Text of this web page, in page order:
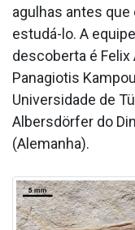
agulhas antes
estudá-lo. A
descoberta é
Panagiotis
Universidade de
Albersdörfer do
(Alemanha).